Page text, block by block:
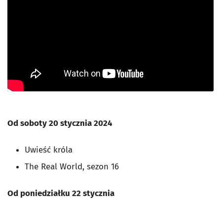
Od soboty 20 stycznia 2024
Uwieść króla
The Real World, sezon 16
Od poniedziałku 22 stycznia